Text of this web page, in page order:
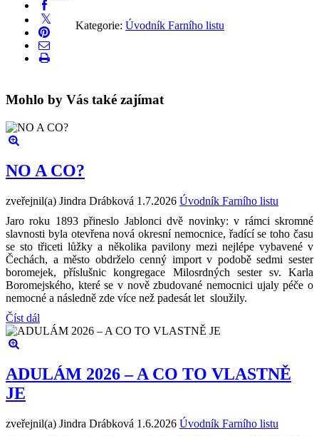
Kategorie: Úvodník Farního listu
Mohlo by Vás také zajímat
NO A CO?
zveřejnil(a) Jindra Drábková 1.7.2026 Úvodník Farního listu
Jaro roku 1893 přineslo Jablonci dvě novinky: v rámci skromné
slavnosti byla otevřena nová okresní nemocnice, řadící se toho času
se sto třiceti lůžky a několika pavilony mezi nejlépe vybavené v
Čechách, a město obdrželo cenný import v podobě sedmi sester
boromejek, příslušnic kongregace Milosrdných sester sv. Karla
Boromejského, které se v nově zbudované nemocnici ujaly péče o
nemocné a následně zde více než padesát let sloužily.
Číst dál
ADULÁM 2026 – A CO TO VLASTNĚ
JE
zveřejnil(a) Jindra Drábková 1.6.2026 Úvodník Farního listu